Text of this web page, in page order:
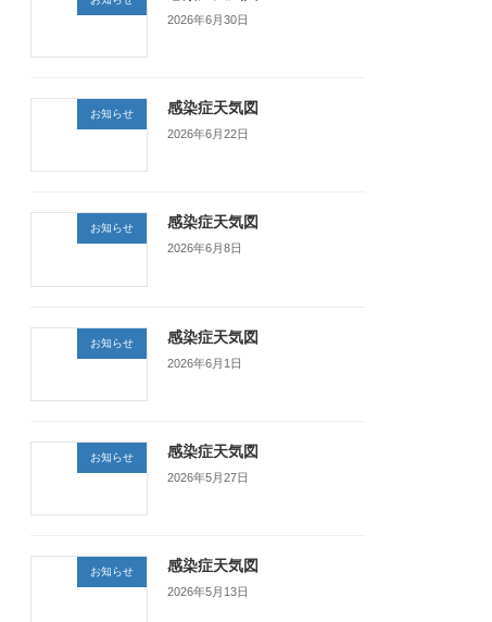
2026年6月30日
お知らせ 感染症天気図
2026年6月22日
お知らせ 感染症天気図
2026年6月8日
お知らせ 感染症天気図
2026年6月1日
お知らせ 感染症天気図
2026年5月27日
お知らせ 感染症天気図
2026年5月13日